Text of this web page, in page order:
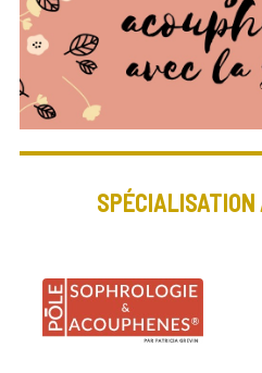
SPÉCIALISATION